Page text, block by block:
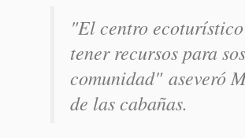
"El centro
tener recursos para
comunidad"aseveró
de las cabañas.